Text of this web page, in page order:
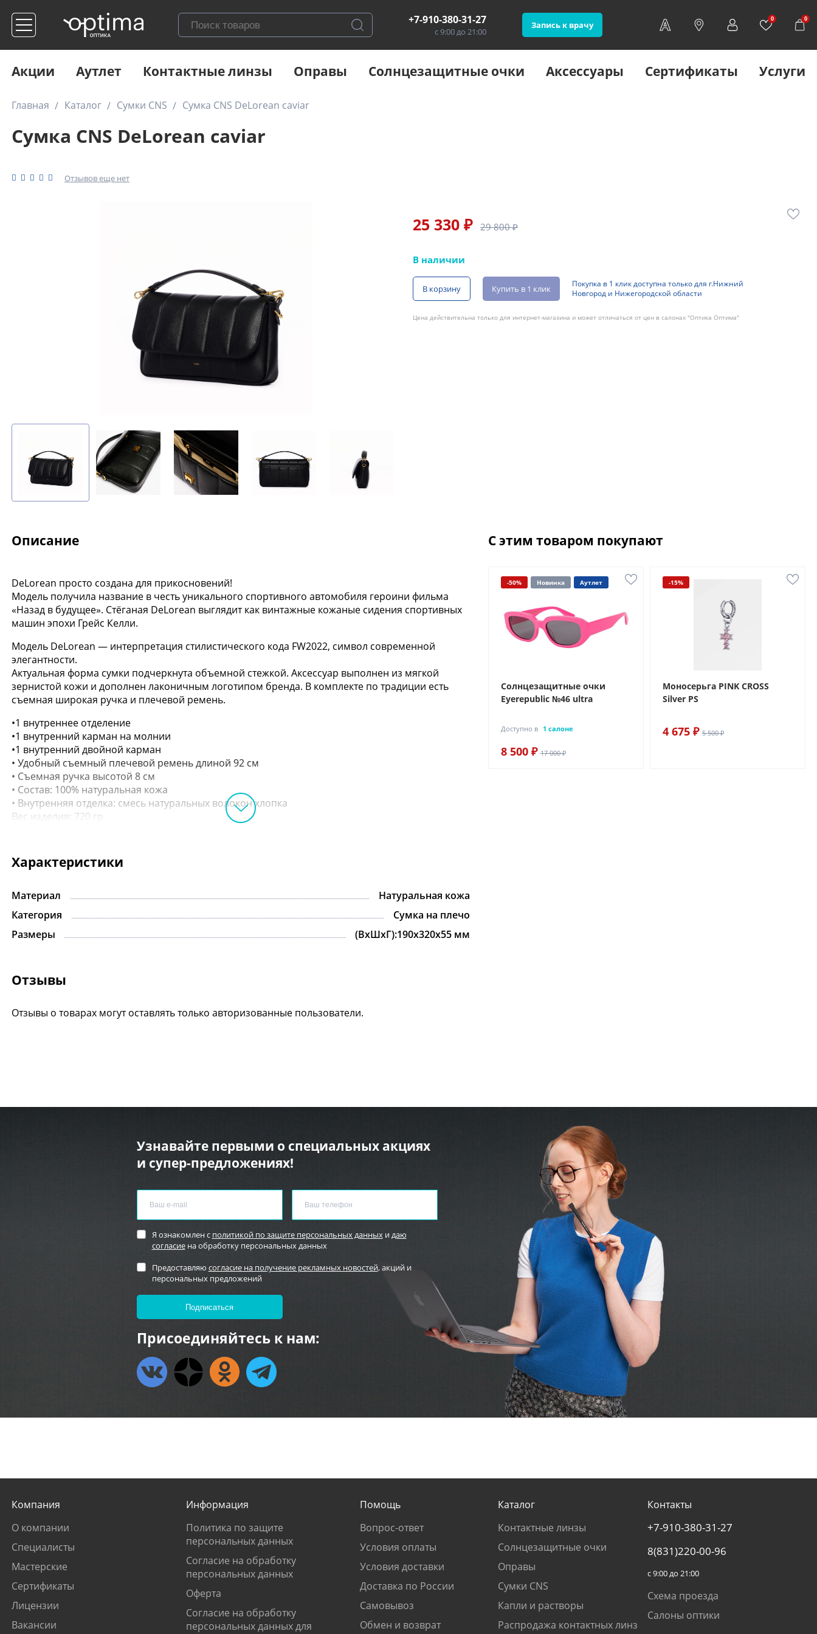
+7-910-380-31-27
с 9:00 до 21:00
Запись к врачу
0 0
Акции Аутлет Контактные линзы Оправы Солнцезащитные очки Аксессуары Сертификаты Услуги
Главная Каталог Сумки CNS Сумка CNS DeLorean caviar
Сумка CNS DeLorean caviar
Отзывов еще нет
25 330 ₽ 29 800 ₽
В наличии
В корзину Купить в 1 клик
Покупка в 1 клик доступна только для г.Нижний
Новгород и Нижегородской области
Цена действительна только для интернет-магазина и может отличаться от цен в салонах "Оптика Оптима"
Описание
DeLorean просто создана для прикосновений!
Модель получила название в честь уникального спортивного автомобиля героини фильма
«Назад в будущее». Стёганая DeLorean выглядит как винтажные кожаные сидения спортивных
машин эпохи Грейс Келли.
Модель DeLorean — интерпретация стилистического кода FW2022, символ современной
элегантности.
Актуальная форма сумки подчеркнута объемной стежкой. Аксессуар выполнен из мягкой
зернистой кожи и дополнен лаконичным логотипом бренда. В комплекте по традиции есть
съемная широкая ручка и плечевой ремень.
•1 внутреннее отделение
•1 внутренний карман на молнии
•1 внутренний двойной карман
• Удобный съемный плечевой ремень длиной 92 см
• Съемная ручка высотой 8 см
• Состав: 100% натуральная кожа
• Внутренняя отделка: смесь натуральных волокон хлопка
Вес изделия: 720 гр
С этим товаром покупают
-50% Новинка Аутлет
Солнцезащитные очки
Eyerepublic №46 ultra
Доступно в 1 салоне
8 500 ₽ 17 000 ₽
-15%
Моносерьга PINK CROSS
Silver PS
4 675 ₽ 5 500 ₽
Характеристики
Материал
Натуральная кожа
Категория
Сумка на плечо
Размеры
(ВхШхГ):190х320х55 мм
Отзывы
Отзывы о товарах могут оставлять только авторизованные пользователи.
Узнавайте первыми о специальных акциях
и супер-предложениях!
Я ознакомлен с политикой по защите персональных данныхи даю
согласиена обработку персональных данных
Предоставляю согласие на получение рекламных новостей, акций и
персональных предложений
Присоединяйтесь к нам:
Компания
О компании
Специалисты
Мастерские
Сертификаты
Лицензии
Вакансии
Информация
Политика по защите
персональных данных
Согласие на обработку
персональных данных
Оферта
Согласие на обработку
персональных данных для
Помощь
Вопрос-ответ
Условия оплаты
Условия доставки
Доставка по России
Самовывоз
Обмен и возврат
Каталог
Контактные линзы
Солнцезащитные очки
Оправы
Сумки CNS
Капли и растворы
Распродажа контактных линз
Контакты
+7-910-380-31-27
8(831)220-00-96
с 9:00 до 21:00
Схема проезда
Салоны оптики